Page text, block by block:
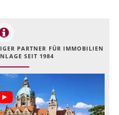
PARTNER FÜR IMMOBILIEN
SEIT 1984